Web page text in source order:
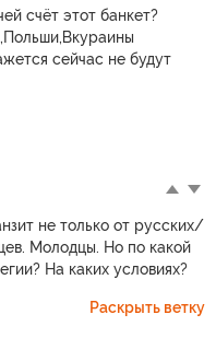
счёт этот банкет?
сейчас не будут
не только от русских/
Молодцы. Но по какой
На каких условиях?
Раскрыть ветку